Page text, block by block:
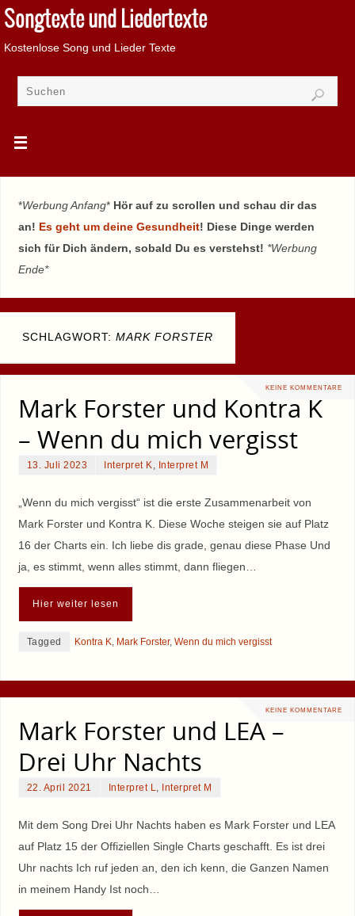
Songtexte und Liedertexte
Kostenlose Song und Lieder Texte
*Werbung Anfang* Hör auf zu scrollen und schau dir das
an! Es geht um deine Gesundheit! Diese Dinge werden
sich für Dich ändern, sobald Du es verstehst! *Werbung
Ende*
SCHLAGWORT: MARK FORSTER
KEINE KOMMENTARE
Mark Forster und Kontra K
– Wenn du mich vergisst
13. Juli 2023 Interpret K Interpret M
„Wenn du mich vergisst“ ist die erste Zusammenarbeit von
Mark Forster und Kontra K. Diese Woche steigen sie auf Platz
16 der Charts ein. Ich liebe dis grade, genau diese Phase Und
ja, es stimmt, wenn alles stimmt, dann fliegen…
Hier weiter lesen
Tagged Kontra K, Mark Forster, Wenn du mich vergisst
KEINE KOMMENTARE
Mark Forster und LEA –
Drei Uhr Nachts
22. April 2021 Interpret L Interpret M
Mit dem Song Drei Uhr Nachts haben es Mark Forster und LEA
auf Platz 15 der Offiziellen Single Charts geschafft. Es ist drei
Uhr nachts Ich ruf jeden an, den ich kenn, die Ganzen Namen
in meinem Handy Ist noch…